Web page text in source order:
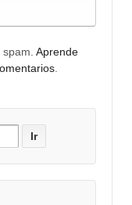
spam. Aprende
.